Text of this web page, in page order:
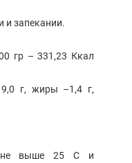
и запекании.
гр – 331,23 Ккал
г, жиры –1,4 г,
не выше 25 С и